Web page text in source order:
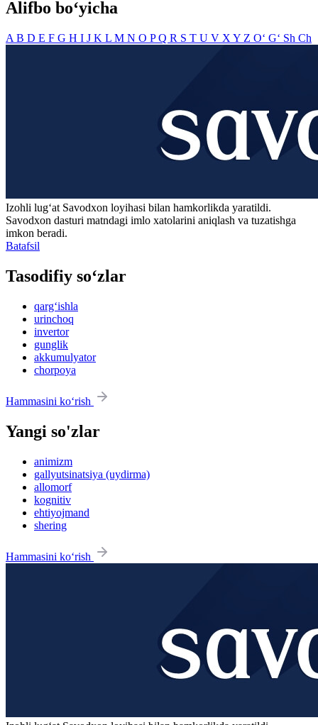
Alifbo bo‘yicha
A B D E F G H I J K L M N O PQ R S T U V X Y Z O‘ G‘ Sh Ch
Izohli lugʻat Savodxon loyihasi bilan hamkorlikda yaratildi.
Savodxon dasturi matndagi imlo xatolarini aniqlash va tuzatishga
imkon beradi.
Batafsil
Tasodifiy so‘zlar
qarg‘ishla
urinchoq
invertor
gunglik
akkumulyator
chorpoya
Hammasini ko‘rish
Yangi so'zlar
animizm
gallyutsinatsiya (uydirma)
allomorf
kognitiv
ehtiyojmand
shering
Hammasini ko‘rish